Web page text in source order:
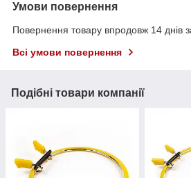
Умови повернення
Повернення товару впродовж 14 днів
Всі умови повернення
Подібні товари компанії